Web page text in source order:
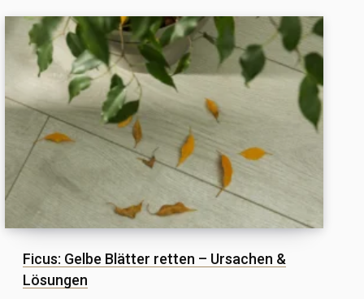
Ficus: Gelbe Blätter retten – Ursachen &
Lösungen